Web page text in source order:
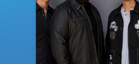
Wichtige Hinweise: Alle
erfolgt vor Ort. Bei